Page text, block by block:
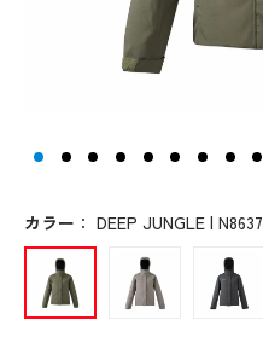
カラー ： DEEP JUNGLE | N8637